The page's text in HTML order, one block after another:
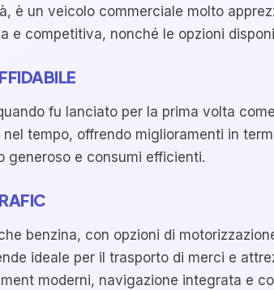
è un veicolo commerciale molto
e competitiva, nonché le opzioni
fu lanciato per la prima volta
tempo, offrendo miglioramenti in
generoso e consumi efficienti.
benzina, con opzioni di
ideale per il trasporto di merci e
moderni, navigazione integrata e